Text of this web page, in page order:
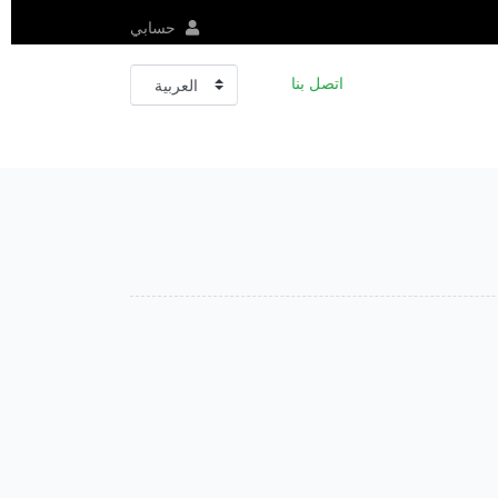
حسابي
اتصل بنا